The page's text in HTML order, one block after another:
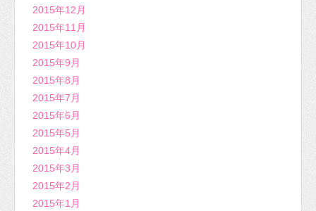
2015年12月
2015年11月
2015年10月
2015年9月
2015年8月
2015年7月
2015年6月
2015年5月
2015年4月
2015年3月
2015年2月
2015年1月